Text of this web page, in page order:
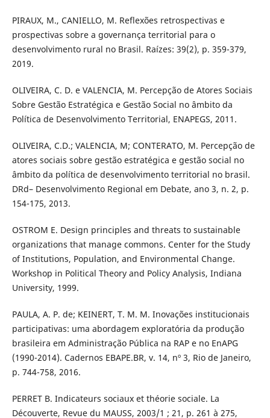
PIRAUX, M., CANIELLO, M. Reflexões retrospectivas e
prospectivas sobre a governança territorial para o
desenvolvimento rural no Brasil. Raízes: 39(2), p. 359-379,
2019.
OLIVEIRA, C. D. e VALENCIA, M. Percepção de Atores Sociais
Sobre Gestão Estratégica e Gestão Social no âmbito da
Política de Desenvolvimento Territorial, ENAPEGS, 2011.
OLIVEIRA, C.D.; VALENCIA, M; CONTERATO, M. Percepção de
atores sociais sobre gestão estratégica e gestão social no
âmbito da política de desenvolvimento territorial no brasil.
DRd– Desenvolvimento Regional em Debate, ano 3, n. 2, p.
154-175, 2013.
OSTROM E. Design principles and threats to sustainable
organizations that manage commons. Center for the Study
of Institutions, Population, and Environmental Change.
Workshop in Political Theory and Policy Analysis, Indiana
University, 1999.
PAULA, A. P. de; KEINERT, T. M. M. Inovações institucionais
participativas: uma abordagem exploratória da produção
brasileira em Administração Pública na RAP e no EnAPG
(1990-2014). Cadernos EBAPE.BR, v. 14, nº 3, Rio de Janeiro,
p. 744-758, 2016.
PERRET B. Indicateurs sociaux et théorie sociale. La
Découverte, Revue du MAUSS, 2003/1 ; 21, p. 261 à 275,